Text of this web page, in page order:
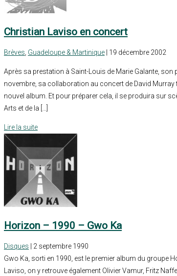
Christian Laviso en concert
Brèves, Guadeloupe & Martinique | 19 décembre 2002
Après sa prestation à Saint-Louis de Marie Galante, son
novembre, sa collaboration au concert de David
nouvel album. Et pour préparer cela, il se produira sur
Arts et de la […]
Lire la suite
Horizon – 1990 – Gwo Ka
Disques | 2 septembre 1990
Gwo Ka, sorti en 1990, est le premier album du groupe
Laviso, on y retrouve également Olivier Vamur, Fritz